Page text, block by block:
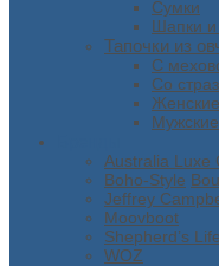
Сумки
Шапки и
Тапочки из
С
Со
Женские
Мужские
Australia Luxe
Boho-Style
Jeffrey
Moovboot
Shepherd’s Life
WOZ